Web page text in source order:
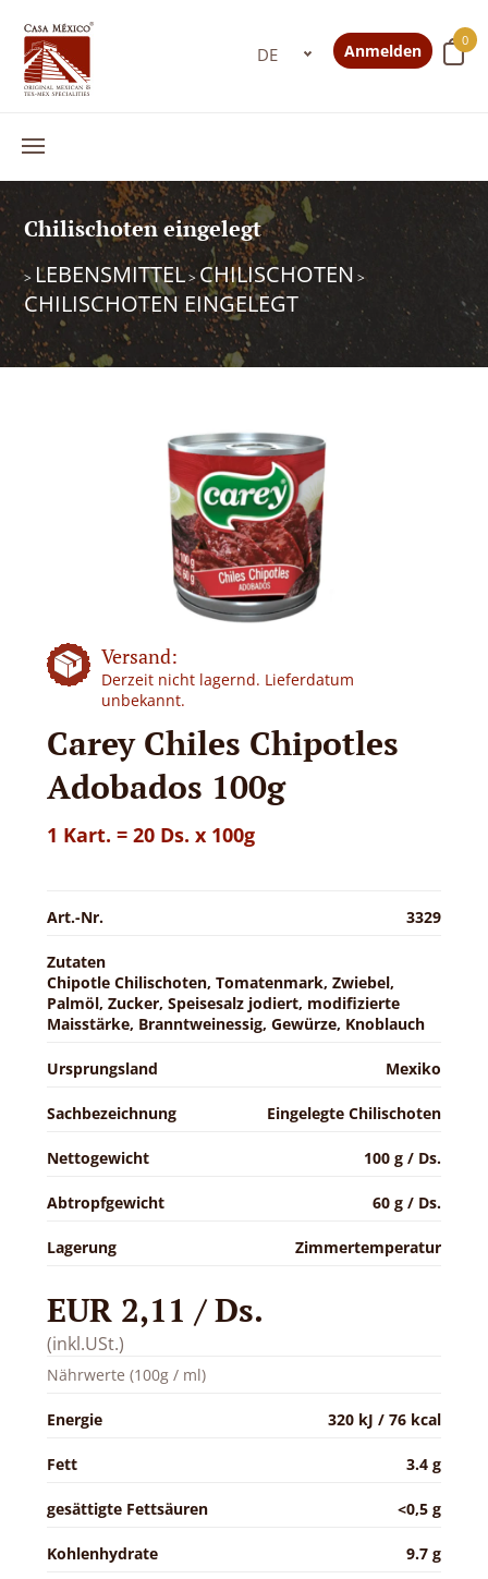
0
Anmelden
Chilischoten eingelegt
> LEBENSMITTEL>CHILISCHOTEN >
CHILISCHOTEN EINGELEGT
Versand:
Derzeit nicht lagernd. Lieferdatum
unbekannt.
Carey Chiles Chipotles
Adobados 100g
1 Kart. = 20 Ds. x 100g
Art.-Nr. 3329
Zutaten
Chipotle Chilischoten, Tomatenmark, Zwiebel,
Palmöl, Zucker, Speisesalz jodiert, modifizierte
Maisstärke, Branntweinessig, Gewürze, Knoblauch
Ursprungsland Mexiko
Sachbezeichnung Eingelegte Chilischoten
Nettogewicht 100 g / Ds.
Abtropfgewicht 60 g / Ds.
Lagerung Zimmertemperatur
EUR 2,11 / Ds.
(inkl.USt.)
Nährwerte (100g / ml)
Energie 320 kJ / 76 kcal
Fett 3.4 g
gesättigte Fettsäuren <0,5 g
Kohlenhydrate 9.7 g